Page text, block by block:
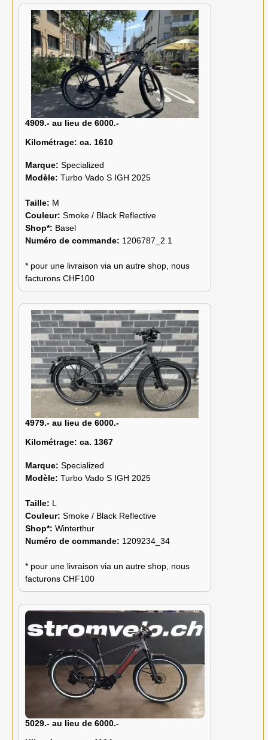
4909.- au lieu de 6000.-
Kilométrage: ca. 1610
Marque: Specialized
Modèle: Turbo Vado S IGH 2025
Taille: M
Couleur: Smoke / Black Reflective
Shop*: Basel
Numéro de commande: 1206787_2.1
* pour une livraison via un autre shop, nous
facturons CHF100
4979.- au lieu de 6000.-
Kilométrage: ca. 1367
Marque: Specialized
Modèle: Turbo Vado S IGH 2025
Taille: L
Couleur: Smoke / Black Reflective
Shop*: Winterthur
Numéro de commande: 1209234_34
* pour une livraison via un autre shop, nous
facturons CHF100
5029.- au lieu de 6000.-